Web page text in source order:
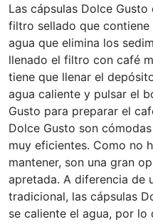
Las cápsulas Dolce
filtro sellado que
agua que elimina los
llenado el filtro con café
tiene que llenar el
agua caliente y pulsar el
Gusto para preparar el
Dolce Gusto son
muy eficientes. Como no
mantener, son una gran
apretada. A diferencia de
tradicional, las cápsulas
se caliente el agua, por